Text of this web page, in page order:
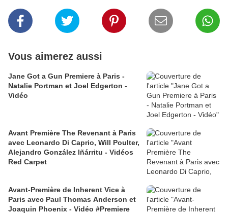
Vous aimerez aussi
Jane Got a Gun Premiere à Paris -
Natalie Portman et Joel Edgerton -
Vidéo
Avant Première The Revenant à Paris
avec Leonardo Di Caprio, Will Poulter,
Alejandro González Iñárritu - Vidéos
Red Carpet
Avant-Première de Inherent Vice à
Paris avec Paul Thomas Anderson et
Joaquin Phoenix - Vidéo #Premiere